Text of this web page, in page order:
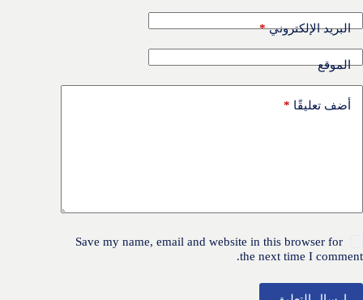
البريد الإلكتروني*
الموقع
أضف تعليقًا *
Save my name, email and website in this browser for
the next time I comment.